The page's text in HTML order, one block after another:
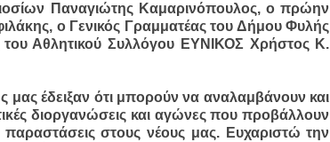
Παναγιώτης Καμαρινόπουλος, ο πρώην
ο Γενικός Γραμματέας του Δήμου Φυλής
Αθλητικού Συλλόγου ΕΥΝΙΚΟΣ Χρήστος Κ.
μας έδειξαν ότι μπορούν να αναλαμβάνουν και
διοργανώσεις και αγώνες που προβάλλουν
στους νέους μας. Ευχαριστώ την